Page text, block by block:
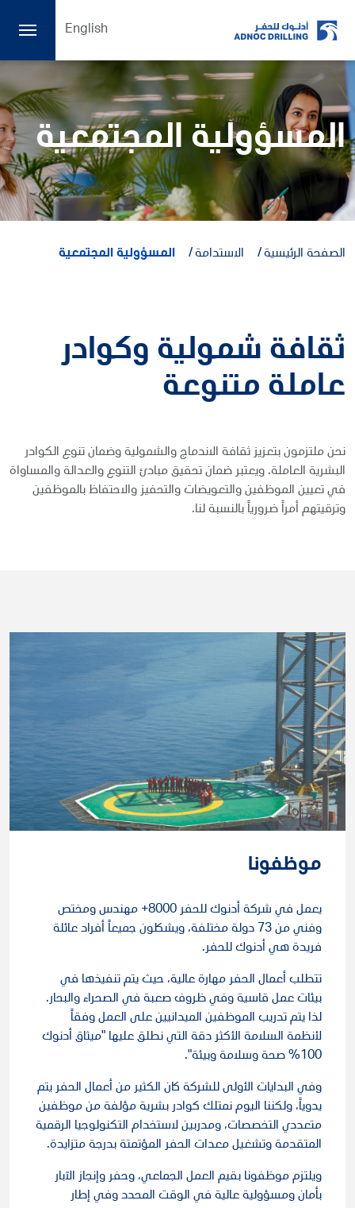
English
المسؤولية المجتمعية
الصفحة الرئيسية الاستدامة المسؤولية المجتمعية
ثقافة شمولية وكوادر
عاملة متنوعة
نحن ملتزمون بتعزيز ثقافة الاندماج والشمولية وضمان تنوع الكوادر
البشرية العاملة. ويعتبر ضمان تحقيق مبادئ التنوع والعدالة والمساواة
في تعيين الموظفين والتعويضات والتحفيز والاحتفاظ بالموظفين
وترقيتهم أمراً ضرورياً بالنسبة لنا.
موظفونا
يعمل في شركة أدنوك للحفر 8000+ مهندس ومختص
وفني من 73 دولة مختلفة، ويشكلون جميعاً أفراد عائلة
فريدة هي أدنوك للحفر.
تتطلب أعمال الحفر مهارة عالية، حيث يتم تنفيذها في
بيئات عمل قاسية وفي ظروف صعبة في الصحراء والبحار.
لذا يتم تدريب الموظفين الميدانيين على العمل وفقاً
لأنظمة السلامة الأكثر دقة التي نطلق عليها "ميثاق أدنوك
100% صحة وسلامة وبيئة".
وفي البدايات الأولى للشركة كان الكثير من أعمال الحفر يتم
يدوياً، ولكننا اليوم نمتلك كوادر بشرية مؤلفة من موظفين
متعددي التخصصات، ومدربين لاستخدام التكنولوجيا الرقمية
المتقدمة وتشغيل معدات الحفر المؤتمتة بدرجة متزايدة.
ويلتزم موظفونا بقيم العمل الجماعي، وحفر وإنجاز الآبار
بأمان ومسؤولية عالية في الوقت المحدد وفي إطار